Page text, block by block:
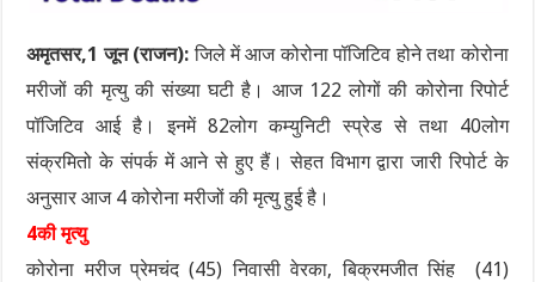
अमृतसर,1 जून (राजन): जिले में आज कोरोना पॉजिटिव होने तथा कोरोना
मरीजों की मृत्यु की संख्या घटी है। आज 122 लोगों की कोरोना रिपोर्ट
पॉजिटिव आई है। इनमें 82लोग कम्युनिटी स्प्रेड से तथा 40लोग
संक्रमितो के संपर्क में आने से हुए हैं। सेहत विभाग द्वारा जारी रिपोर्ट के
अनुसार आज 4 कोरोना मरीजों की मृत्यु हुई है।
4की मृत्यु
कोरोना मरीज प्रेमचंद (45) निवासी वेरका, बिक्रमजीत सिंह (41)